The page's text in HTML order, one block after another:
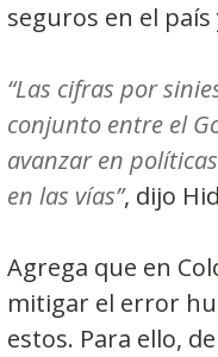
seguros en el
“Las cifras por
conjunto entre el
avanzar en
en las vías”, dijo
Agrega que en
mitigar el error
estos. Para ello,